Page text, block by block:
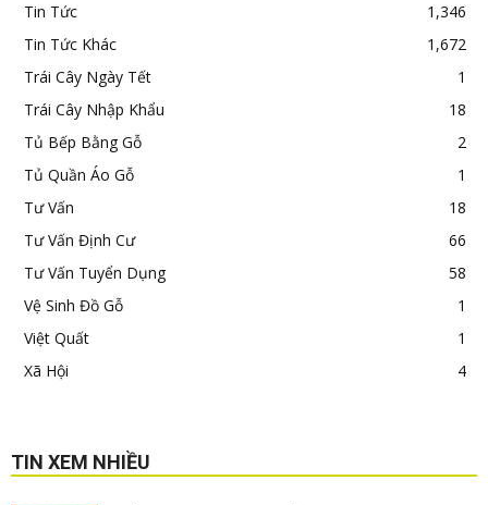
Tin Tức
1,346
Tin Tức Khác
1,672
Trái Cây Ngày Tết
1
Trái Cây Nhập Khẩu
18
Tủ Bếp Bằng Gỗ
2
Tủ Quần Áo Gỗ
1
Tư Vấn
18
Tư Vấn Định Cư
66
Tư Vấn Tuyển Dụng
58
Vệ Sinh Đồ Gỗ
1
Việt Quất
1
Xã Hội
4
TIN XEM NHIỀU